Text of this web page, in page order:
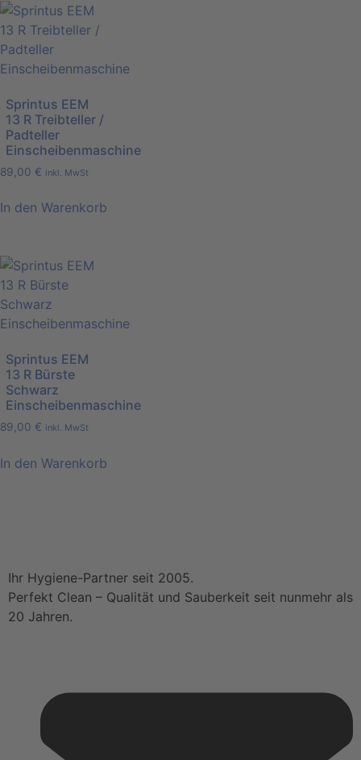
Sprintus EEM
13 R Treibteller /
Padteller
Einscheibenmaschine
89,00 € inkl. MwSt
In den Warenkorb
Sprintus EEM
13 R Bürste
Schwarz
Einscheibenmaschine
89,00 € inkl. MwSt
In den Warenkorb
Ihr Hygiene-Partner seit 2005.
Perfekt Clean – Qualität und Sauberkeit seit nunmehr als
20 Jahren.